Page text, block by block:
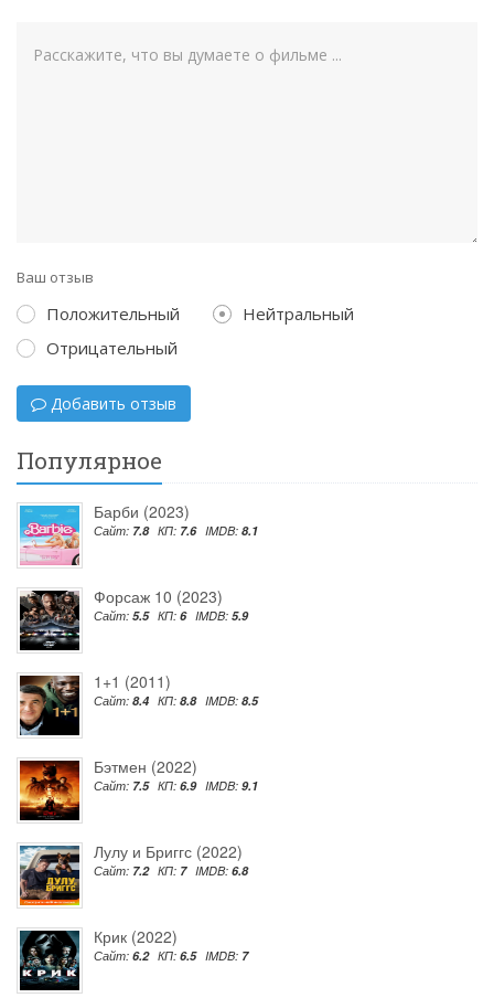
Ваш отзыв
Положительный
Нейтральный
Отрицательный
Добавить отзыв
Популярное
Барби (2023)
Сайт: 7.8 КП: 7.6 IMDB: 8.1
Форсаж 10 (2023)
Сайт: 5.5 КП: 6 IMDB: 5.9
1+1 (2011)
Сайт: 8.4 КП: 8.8 IMDB: 8.5
Бэтмен (2022)
Сайт: 7.5 КП: 6.9 IMDB: 9.1
Лулу и Бриггс (2022)
Сайт: 7.2 КП: 7 IMDB: 6.8
Крик (2022)
Сайт: 6.2 КП: 6.5 IMDB: 7